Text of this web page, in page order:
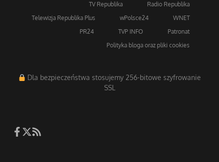
TV Republika
Radio Republika
Telewizja Republika Plus
wPolsce24
WNET
PR24
TVP INFO
Patronat
Polityka bloga oraz pliki cookies
Dla bezpieczeństwa stosujemy 256-bitowe szyfrowanie
SSL